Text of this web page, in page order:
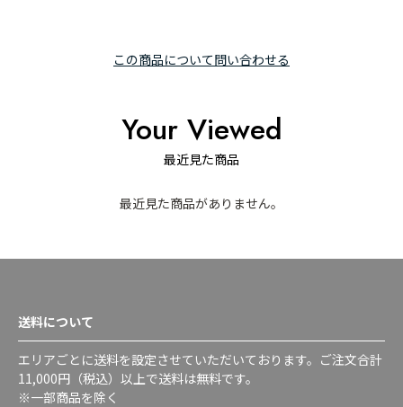
この商品について問い合わせる
Your Viewed
最近見た商品
最近見た商品がありません。
送料について
エリアごとに送料を設定させていただいております。ご注文合計
11,000円（税込）以上で送料は無料です。
※一部商品を除く